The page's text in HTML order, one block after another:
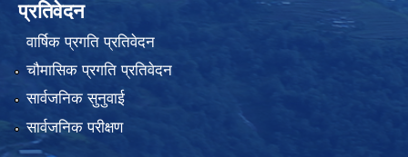
प्रतिवेदन
वार्षिक प्रगति प्रतिवेदन
चौमासिक प्रगति प्रतिवेदन
सार्वजनिक सुनुवाई
सार्वजनिक परीक्षण